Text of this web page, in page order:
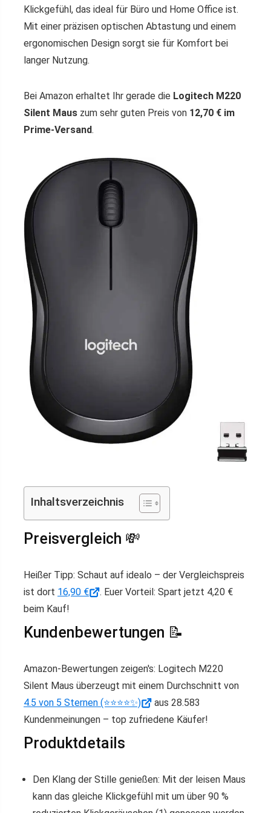
Klickgefühl, das ideal für Büro und Home Office ist.
Mit einer präzisen optischen Abtastung und einem
ergonomischen Design sorgt sie für Komfort bei
langer Nutzung.
Bei Amazon erhaltet Ihr gerade die Logitech M220
Silent Maus zum sehr guten Preis von 12,70 € im
Prime-Versand.
Inhaltsverzeichnis
Preisvergleich 💸
Heißer Tipp: Schaut auf idealo – der Vergleichspreis
ist dort 16,90 €
. Euer Vorteil: Spart jetzt 4,20 €
beim Kauf!
Kundenbewertungen 📝
Amazon-Bewertungen zeigen's: Logitech M220
Silent Maus überzeugt mit einem Durchschnitt von
4.5 von 5 Sternen (⭐️⭐️⭐️⭐️✨)
aus 28.583
Kundenmeinungen – top zufriedene Käufer!
Produktdetails
Den Klang der Stille genießen: Mit der leisen Maus
kann das gleiche Klickgefühl mit um über 90 %